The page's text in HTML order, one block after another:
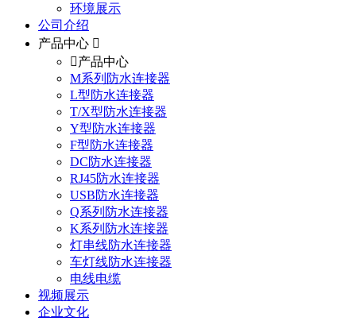
环境展示
公司介绍
产品中心
产品中心
M系列防水连接器
L型防水连接器
T/X型防水连接器
Y型防水连接器
F型防水连接器
DC防水连接器
RJ45防水连接器
USB防水连接器
Q系列防水连接器
K系列防水连接器
灯串线防水连接器
车灯线防水连接器
电线电缆
视频展示
企业文化